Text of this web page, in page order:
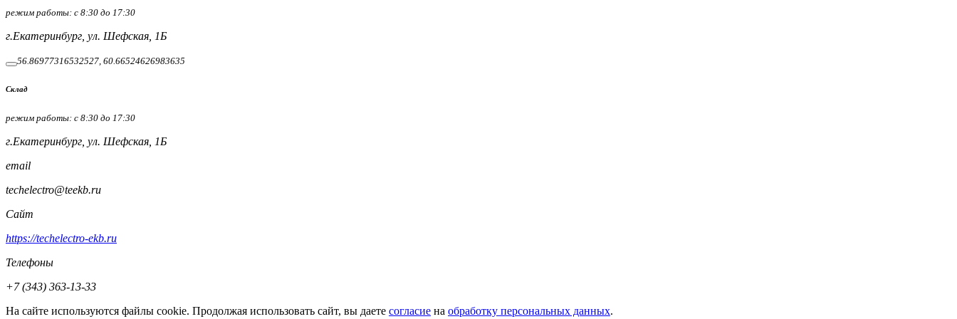
режим работы: c 8:30 до 17:30
г.Екатеринбург, ул. Шефская, 1Б
56.86977316532527, 60.66524626983635
Cклад
режим работы: c 8:30 до 17:30
г.Екатеринбург, ул. Шефская, 1Б
email
techelectro@teekb.ru
Сайт
https://techelectro-ekb.ru
Телефоны
+7 (343) 363-13-33
На сайте используются файлы cookie. Продолжая использовать сайт, вы даете согласие на обработку персональных данных.